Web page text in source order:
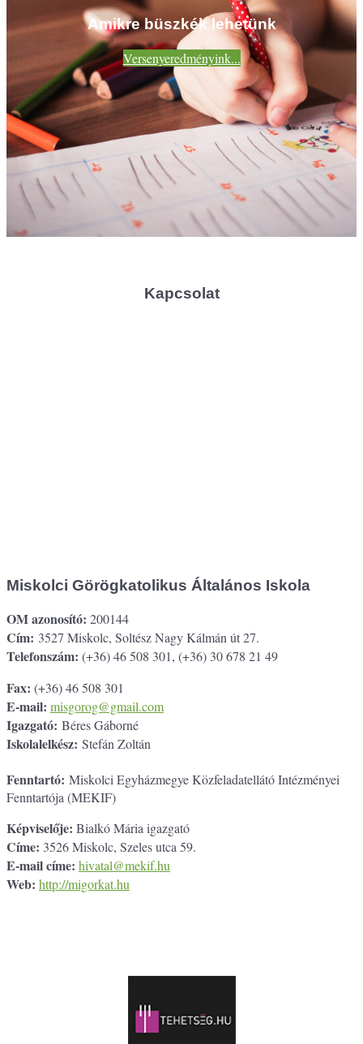
Amikre büszkék lehetünk
Versenyeredményink...
Kapcsolat
Miskolci Görögkatolikus Általános Iskola
OM azonosító: 200144
Cím: 3527 Miskolc, Soltész Nagy Kálmán út 27.
Telefonszám: (+36) 46 508 301, (+36) 30 678 21 49
Fax: (+36) 46 508 301
E-mail: misgorog@gmail.com
Igazgató: Béres Gáborné
Iskolalelkész: Stefán Zoltán
Fenntartó: Miskolci Egyházmegye Közfeladatellátó Intézményei
Fenntartója (MEKIF)
Képviselője: Bialkó Mária igazgató
Címe: 3526 Miskolc, Szeles utca 59.
E-mail címe: hivatal@mekif.hu
Web: http://migorkat.hu